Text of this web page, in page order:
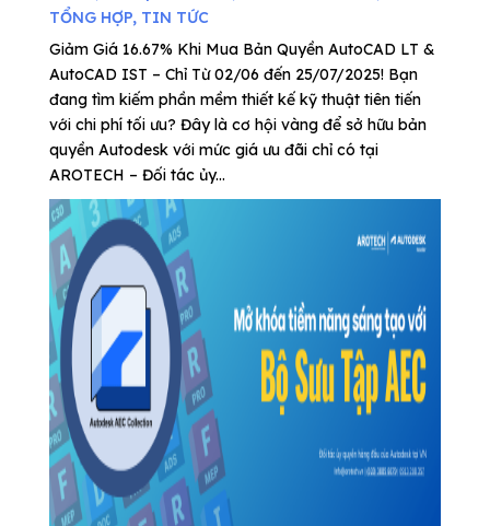
TỔNG HỢP, TIN TỨC
Giảm Giá 16.67% Khi Mua Bản Quyền AutoCAD LT &
AutoCAD IST – Chỉ Từ 02/06 đến 25/07/2025! Bạn
đang tìm kiếm phần mềm thiết kế kỹ thuật tiên tiến
với chi phí tối ưu? Đây là cơ hội vàng để sở hữu bản
quyền Autodesk với mức giá ưu đãi chỉ có tại
AROTECH – Đối tác ủy...